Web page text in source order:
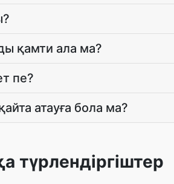
қамти ала ма?
пе?
атауға бола ма?
түрлендіргіштер